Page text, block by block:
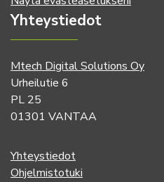
Yhteystiedot
Mtech Digital Solutions Oy
Urheilutie 6
PL 25
01301 VANTAA
Yhteystiedot
Ohjelmistotuki